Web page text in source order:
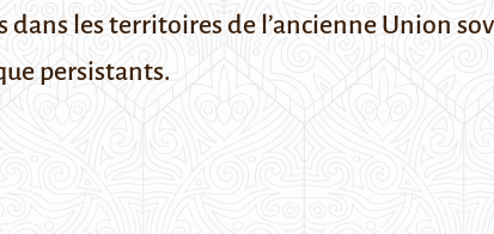
dans les territoires de l’ancienne Union
persistants.